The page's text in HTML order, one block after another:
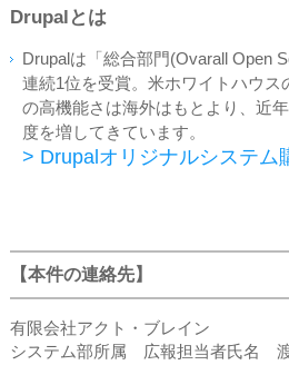
Drupalとは
Drupalは「総合部門(Ovarall Open
連続1位を受賞。米ホワイトハウス
の高機能さは海外はもとより、近
度を増してきています。
> Drupalオリジナルシステム
【本件の連絡先】
有限会社アクト・ブレイン
システム部所属 広報担当者氏名